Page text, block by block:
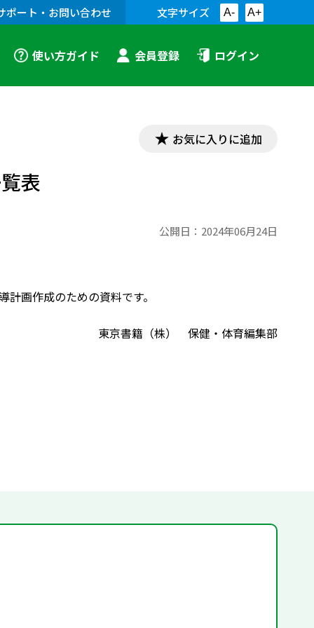
ポート・お問い合わせ 文字サイズ A- A+
使い方ガイド 会員登録 ログイン
お気に入りに追加
表
公開日： 2024年06月24日
画作成のための資料です。
東京書籍（株） 保健・体育編集部